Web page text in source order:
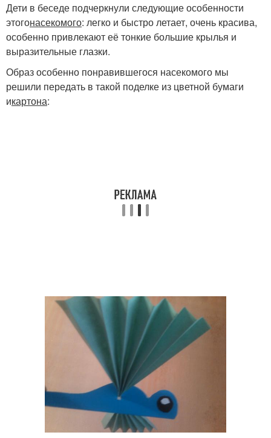
Дети в беседе подчеркнули следующие особенности
этогонасекомого: легко и быстро летает, очень красива,
особенно привлекают её тонкие большие крылья и
выразительные глазки.
Образ особенно понравившегося насекомого мы
решили передать в такой поделке из цветной бумаги
икартона: